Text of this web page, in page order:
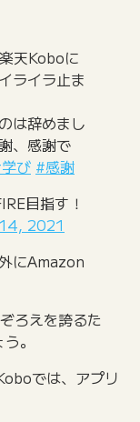
天Koboに
ライラ止ま
は辞めまし
、感謝で
び #感謝
目指す！
2021
にAmazon
ろえを誇るた
。
では、アプリ